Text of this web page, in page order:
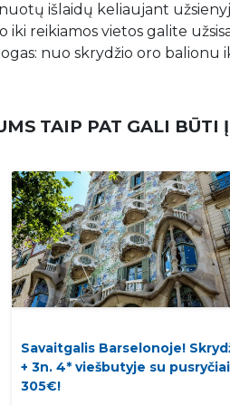
išlaidų keliaujant
iki reikiamos vietos galite
nuo skrydžio oro balionu
TAIP PAT GALI BŪTI
Savaitgalis Barselonoje!
+ 3n. 4* viešbutyje su
305€!